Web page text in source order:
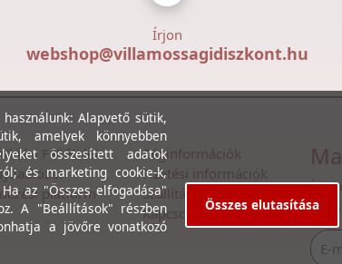
Írjon
webshop@villamossagidiszkont.hu
Feltételek
platform
Céginformációk
Fizetési információk
Szállítási információk
Kapcsolat
Alapvető sütik,
amelyek könnyebben
összesített adatok
és marketing cookie-k,
az "Összes elfogadása"
A "Beállítások" részben
a jövőre vonatkozó
Összes elutasítása